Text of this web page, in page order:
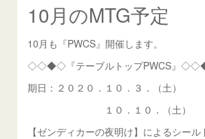
10月のMTG予定
10月も『PWCS』開催します。
◇◇◆◇『テーブルトップPWCS』
期日：２０２０．１０．３．（土）
１０．１０．（土）
【ゼンディカーの夜明け】によるシール